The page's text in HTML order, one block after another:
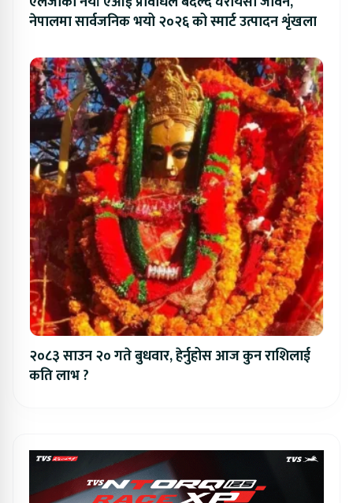
नेपालमा सार्वजनिक भयो २०२६ को स्मार्ट उत्पादन शृंखला
२०८३ साउन २० गते बुधवार, हेर्नुहोस आज कुन राशिलाई
कति लाभ ?